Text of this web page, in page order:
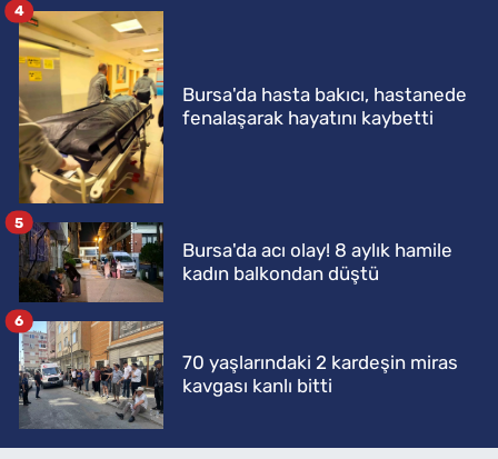
Bursa'da hasta bakıcı, hastanede
fenalaşarak hayatını kaybetti
4
Bursa'da acı olay! 8 aylık hamile
kadın balkondan düştü
5
70 yaşlarındaki 2 kardeşin miras
kavgası kanlı bitti
6